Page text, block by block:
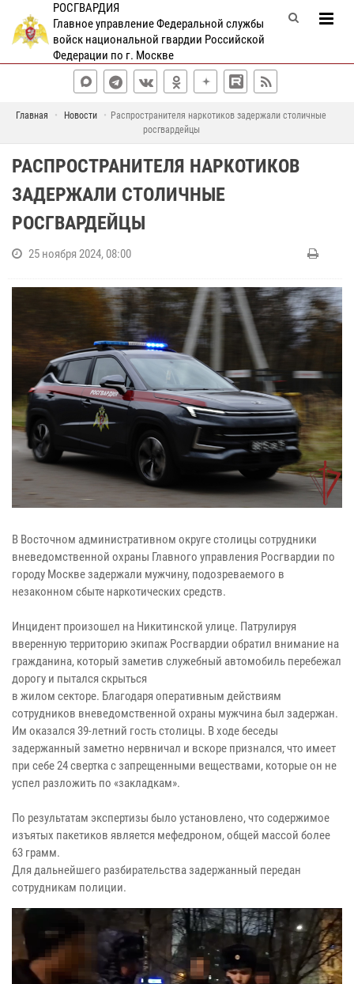
РОСГВАРДИЯ
Главное управление Федеральной службы
войск национальной гвардии Российской
Федерации по г. Москве
Главная Новости
Распространителя наркотиков задержали столичные
росгвардейцы
РАСПРОСТРАНИТЕЛЯ НАРКОТИКОВ
ЗАДЕРЖАЛИ СТОЛИЧНЫЕ
РОСГВАРДЕЙЦЫ
25 ноября 2024, 08:00
В Восточном административном округе столицы сотрудники
вневедомственной охраны Главного управления Росгвардии по
городу Москве задержали мужчину, подозреваемого в
незаконном сбыте наркотических средств.
Инцидент произошел на Никитинской улице. Патрулируя
вверенную территорию экипаж Росгвардии обратил внимание на
гражданина, который заметив служебный автомобиль перебежал
дорогу и пытался скрыться
в жилом секторе. Благодаря оперативным действиям
сотрудников вневедомственной охраны мужчина был задержан.
Им оказался 39-летний гость столицы. В ходе беседы
задержанный заметно нервничал и вскоре признался, что имеет
при себе 24 свертка с запрещенными веществами, которые он не
успел разложить по «закладкам».
По результатам экспертизы было установлено, что содержимое
изъятых пакетиков является мефедроном, общей массой более
63 грамм.
Для дальнейшего разбирательства задержанный передан
сотрудникам полиции.